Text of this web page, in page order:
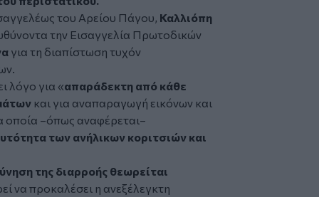
του Αρείου Πάγου, Καλλιόπη
την Εισαγγελία Πρωτοδικών
για τη διαπίστωση τυχόν
λόγο για «απαράδεκτη από κάθε
και για αναπαραγωγή εικόνων και
οποία –όπως αναφέρεται–
των ανήλικων κοριτσιών και
της διαρροής θεωρείται
να προκαλέσει η ανεξέλεγκτη